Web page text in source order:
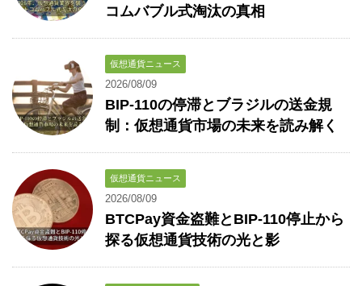
コムバブル式淘汰の真相
仮想通貨ニュース
2026/08/09
BIP-110の停滞とブラジルの送金規
制：仮想通貨市場の未来を読み解く
仮想通貨ニュース
2026/08/09
BTCPay資金盗難とBIP-110停止から
探る仮想通貨技術の光と影